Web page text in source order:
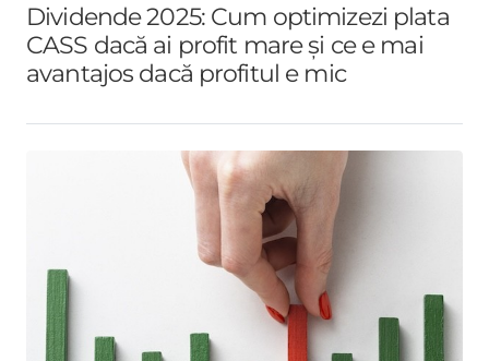
Dividende 2025: Cum optimizezi plata
CASS dacă ai profit mare și ce e mai
avantajos dacă profitul e mic